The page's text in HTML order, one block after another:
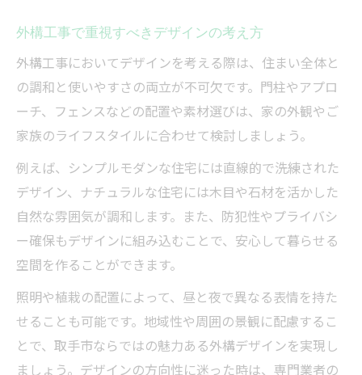
重要性
外構工事の相談から施工までの流れを把握
外構工事のアフターサポートで安心を得る
方法
外構工事で重視すべきデザインの考え方
外構工事においてデザインを考える際は、住まい全体と
の調和と使いやすさの両立が不可欠です。門柱やアプロ
ーチ、フェンスなどの配置や素材選びは、家の外観やご
家族のライフスタイルに合わせて検討しましょう。
例えば、シンプルモダンな住宅には直線的で洗練された
デザイン、ナチュラルな住宅には木目や石材を活かした
自然な雰囲気が調和します。また、防犯性やプライバシ
ー確保もデザインに組み込むことで、安心して暮らせる
空間を作ることができます。
照明や植栽の配置によって、昼と夜で異なる表情を持た
せることも可能です。地域性や周囲の景観に配慮するこ
とで、取手市ならではの魅力ある外構デザインを実現し
ましょう。デザインの方向性に迷った時は、専門業者の